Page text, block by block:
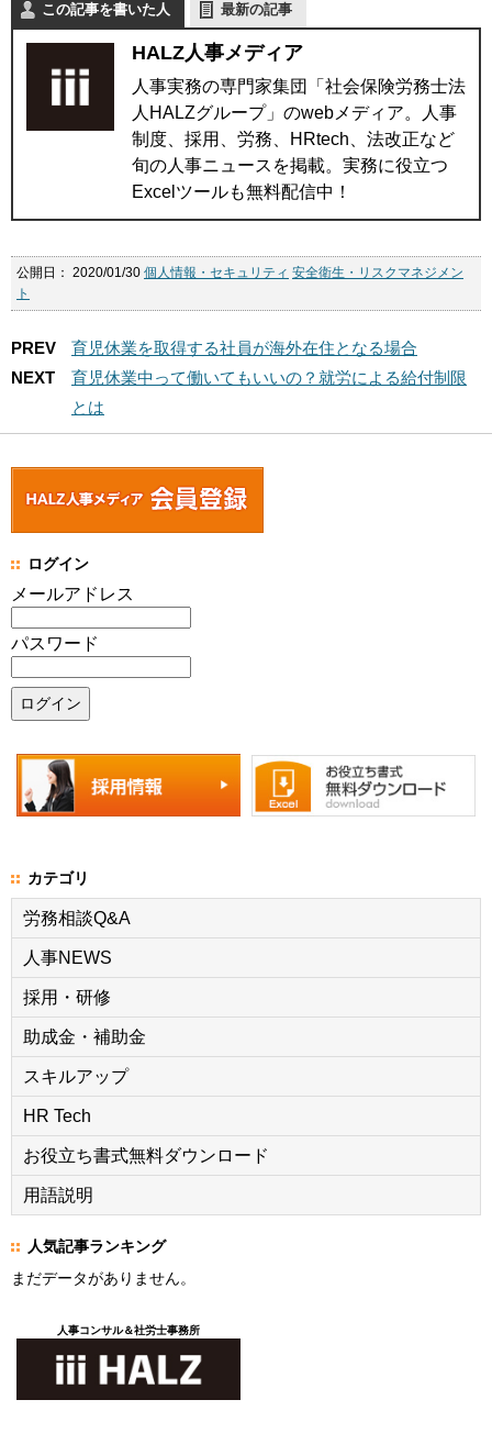
この記事を書いた人 最新の記事
HALZ人事メディア
人事実務の専門家集団「社会保険労務士法
人HALZグループ」のwebメディア。人事
制度、採用、労務、HRtech、法改正など
旬の人事ニュースを掲載。実務に役立つ
Excelツールも無料配信中！
公開日： 2020/01/30 個人情報・セキュリティ 安全衛生・リスクマネジメン
ト
PREV
育児休業を取得する社員が海外在住となる場合
NEXT
育児休業中って働いてもいいの？就労による給付制限
とは
ログイン
メールアドレス
パスワード
カテゴリ
労務相談Q&A
人事NEWS
採用・研修
助成金・補助金
スキルアップ
HR Tech
お役立ち書式無料ダウンロード
用語説明
人気記事ランキング
まだデータがありません。
人事コンサル＆社労士事務所